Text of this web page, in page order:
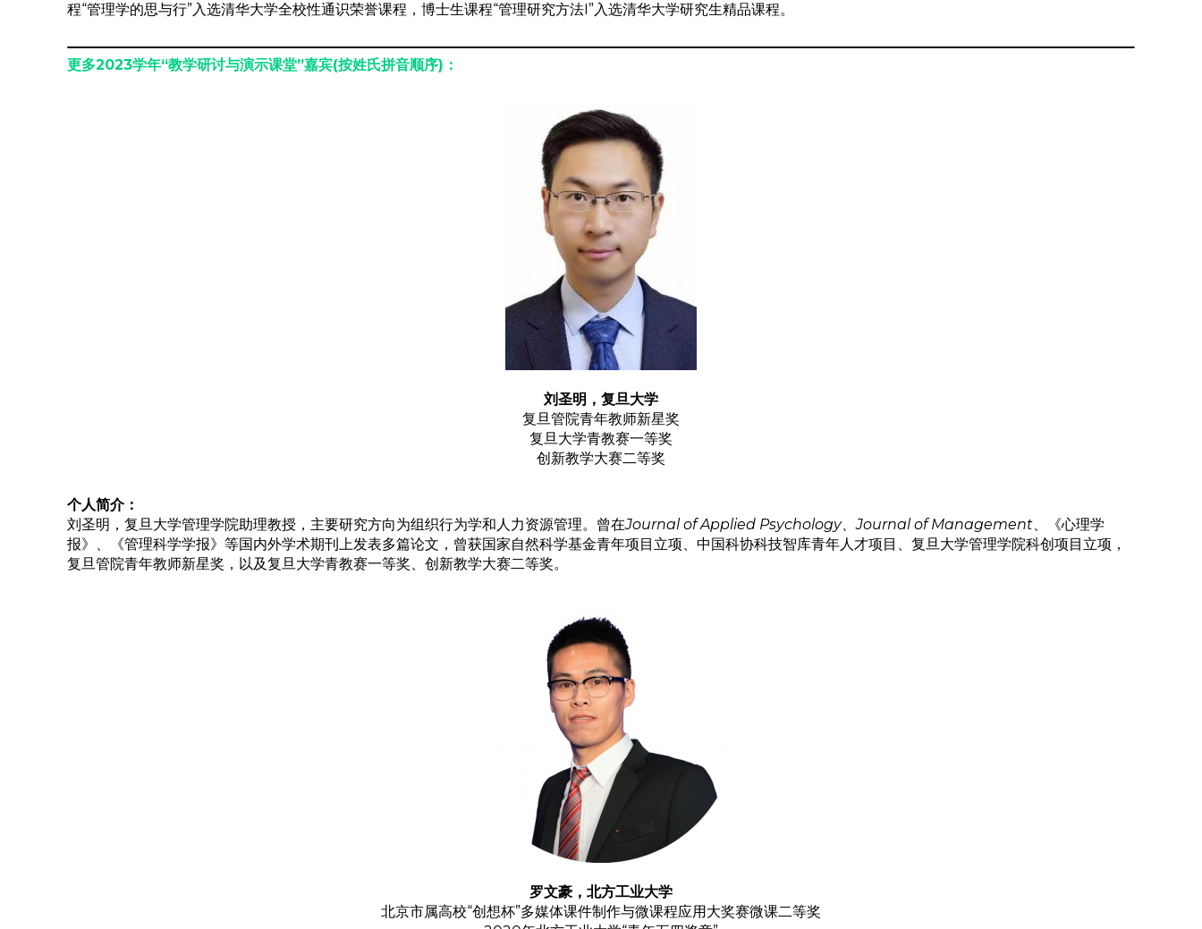
程“管理学的思与行”入选清华大学全校性通识荣誉课程，博士生课程“管理研究方法I”入选清华大学研究生精品课程。
更多2023学年“教学研讨与演示课堂”嘉宾(按姓氏拼音顺序)：
刘圣明，复旦大学
复旦管院青年教师新星奖
复旦大学青教赛一等奖
创新教学大赛二等奖
个人简介：
刘圣明，复旦大学管理学院助理教授，主要研究方向为组织行为学和人力资源管理。曾在Journal of Applied Psychology、Journal of Management、《心理学
报》、《管理科学学报》等国内外学术期刊上发表多篇论文，曾获国家自然科学基金青年项目立项、中国科协科技智库青年人才项目、复旦大学管理学院科创项目立项，
复旦管院青年教师新星奖，以及复旦大学青教赛一等奖、创新教学大赛二等奖。
罗文豪，北方工业大学
北京市属高校“创想杯”多媒体课件制作与微课程应用大奖赛微课二等奖